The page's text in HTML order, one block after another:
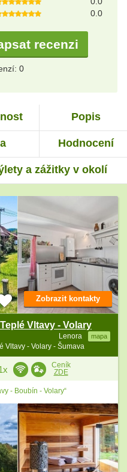
0.0
recenzi
0
Popis
Hodnocení
a zážitky v okolí
Vltavy - Volary
Lenora mapa
Vltavy - Volary - Šumava
Zobrazit kontakty
Ceník
ZDE
- Boubín - Volary“